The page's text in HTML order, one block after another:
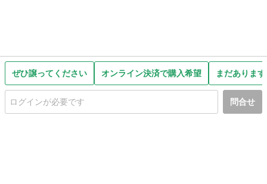
ぜひ譲ってください オンライン決済で購入希望 まだありま
問合せ